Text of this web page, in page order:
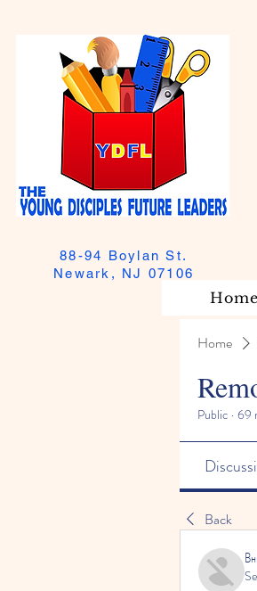
88-94 Boylan St.
Newark, NJ 07106
Home
Home
Public · 69
Back